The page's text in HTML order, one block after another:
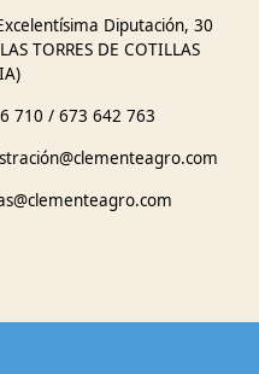
Diputación, 30
TORRES DE COTILLAS
710 / 673 642 763